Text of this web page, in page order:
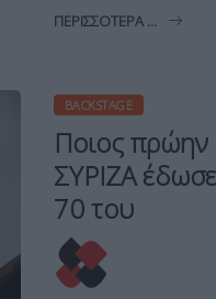
ΠΕΡΙΣΣΌΤΕΡΑ ...
BACKSTAGE
Ποιος
ΣΥΡΙΖΑ
70 του